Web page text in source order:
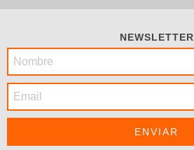
NEWSLETTER